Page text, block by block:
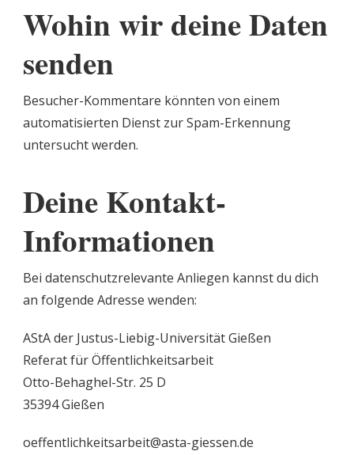
Wohin wir deine Daten
senden
Besucher-Kommentare könnten von einem
automatisierten Dienst zur Spam-Erkennung
untersucht werden.
Deine Kontakt-
Informationen
Bei datenschutzrelevante Anliegen kannst du dich
an folgende Adresse wenden:
AStA der Justus-Liebig-Universität Gießen
Referat für Öffentlichkeitsarbeit
Otto-Behaghel-Str. 25 D
35394 Gießen
oeffentlichkeitsarbeit@asta-giessen.de